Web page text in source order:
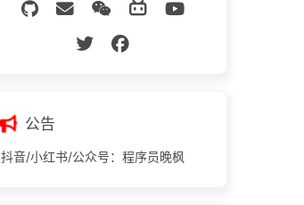
公告
抖音/小红书/公众号：程序员晚枫